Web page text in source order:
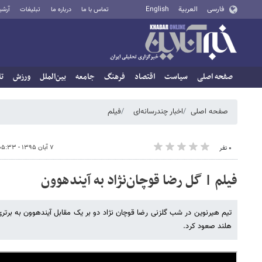
فارسی العربية English تماس با ما درباره ما تبلیغات
صفحه اصلی سیاست اقتصاد فرهنگ جامعه بین‌الملل ورزش
صفحه اصلی اخبار چندرسانه‌ای فیلم
۰ نفر ۷ آبان ۱۳۹۵ - ۰۵:۳۳
فیلم | گل رضا قوچان‌نژاد به آیندهوون
تیم هیرنوین در شب گلزنی رضا قوچان نژاد دو بر یک مقابل آیندهوون به
هلند صعود کرد.